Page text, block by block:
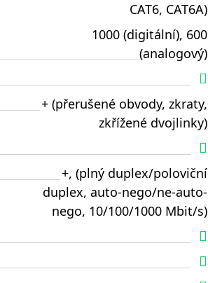
CAT6, CAT6A)
1000 (digitální), 600
(analogový)
+ (přerušené obvody, zkraty,
zkřížené dvojlinky)
+, (plný duplex/poloviční
duplex, auto-nego/ne-auto-
nego, 10/100/1000 Mbit/s)